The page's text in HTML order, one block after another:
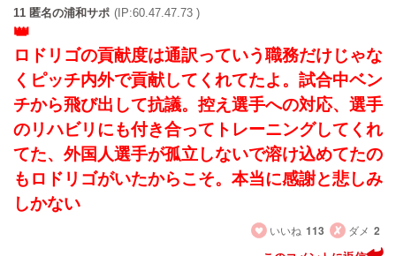
11 匿名の浦和サポ (IP:60.47.47.73 )
ロドリゴの貢献度は通訳っていう職務だけじゃな
くピッチ内外で貢献してくれてたよ。試合中ベン
チから飛び出して抗議。控え選手への対応、選手
のリハビリにも付き合ってトレーニングしてくれ
てた、外国人選手が孤立しないで溶け込めてたの
もロドリゴがいたからこそ。本当に感謝と悲しみ
しかない
いいね 113 ダメ 2